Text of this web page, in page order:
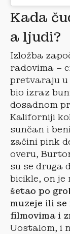
Kada
a ljudi?
Izložba
radovima –
pretvaraju u
bio izraz
dosadnom
Kaliforniji
sunčan i
začini pink
overu,
su se druga
bicikle, on je
šetao po
muzeje ili
filmovima i
Uostalom, i